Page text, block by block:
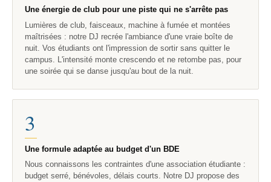
Une énergie de club pour une piste qui ne s'arrête pas
Lumières de club, faisceaux, machine à fumée et montées
maîtrisées : notre DJ recrée l'ambiance d'une vraie boîte de
nuit. Vos étudiants ont l'impression de sortir sans quitter le
campus. L'intensité monte crescendo et ne retombe pas, pour
une soirée qui se danse jusqu'au bout de la nuit.
3
Une formule adaptée au budget d'un BDE
Nous connaissons les contraintes d'une association étudiante :
budget serré, bénévoles, délais courts. Notre DJ propose des